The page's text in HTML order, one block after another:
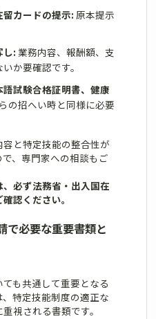
カードの提示: 原本提示
し: 業務内容、報酬額、支
か要確認です。
試験合格証明書、健康
の招へい時と同様に必要
と特定技能の整合性が
、専門家への相談もご
必ず法務省・出入国在
認ください。
で必要な重要書類と
も共通して重要となる
特定技能制度の適正な
視される書類です。